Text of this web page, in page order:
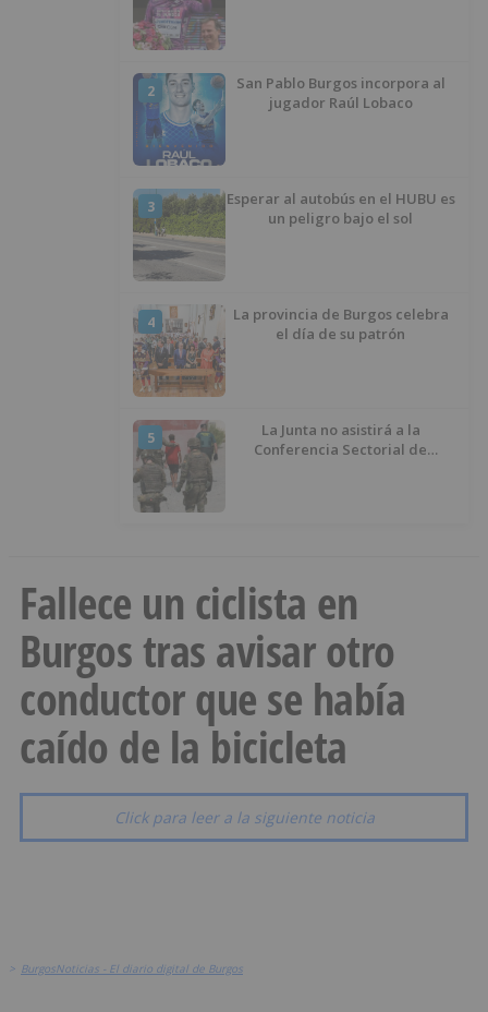
2
San Pablo Burgos incorpora al
jugador Raúl Lobaco
3
Esperar al autobús en el HUBU es
un peligro bajo el sol
4
La provincia de Burgos celebra
el día de su patrón
5
La Junta no asistirá a la
Conferencia Sectorial de
Fallece un ciclista en
Burgos tras avisar otro
conductor que se había
caído de la bicicleta
Click para leer a la siguiente noticia
> BurgosNoticias - El diario digital de Burgos